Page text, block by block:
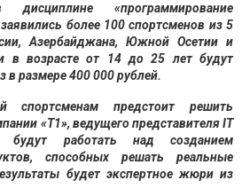
«программирование
более 100 спортсменов из 5
Азербайджана, Южной Осетии и
в возрасте от 14 до 25 лет будут
в размере 400 000 рублей.
спортсменам предстоит решить
«Т1», ведущего представителя IT
будут работать над созданием
способных решать реальные
будет экспертное жюри из